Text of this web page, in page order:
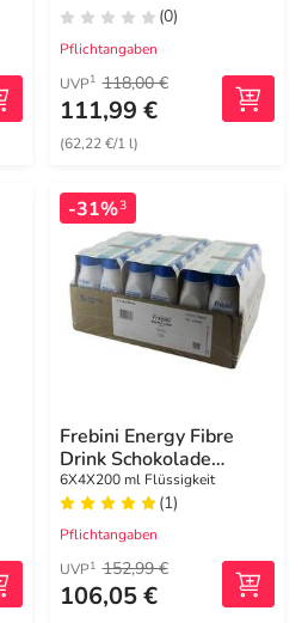
(0)
Pflichtangaben
UVP1 118,00 €
111,99 €
(62,22 €/1 l)
-31%3
Frebini Energy Fibre
Drink Schokolade
Trinkflasche
6X4X200 ml Flüssigkeit
(1)
Pflichtangaben
UVP1 152,99 €
106,05 €